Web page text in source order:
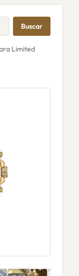
Buscar
Limited